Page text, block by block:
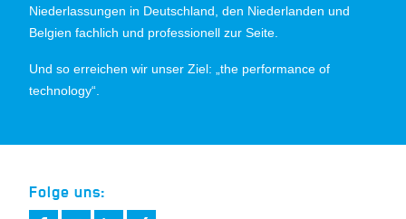
Niederlassungen in Deutschland, den Niederlanden und
Belgien fachlich und professionell zur Seite.
Und so erreichen wir unser Ziel: „the performance of
technology“.
Folge uns: